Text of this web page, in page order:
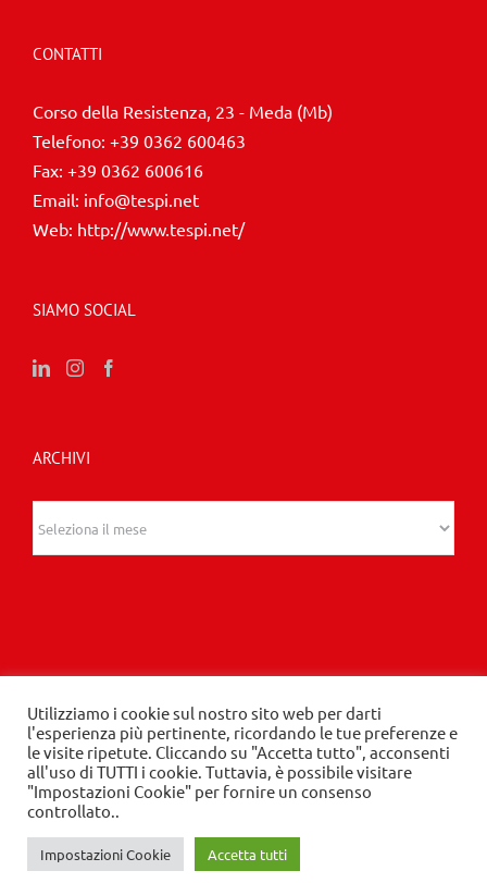
CONTATTI
Corso della Resistenza, 23 - Meda (Mb)
Telefono: +39 0362 600463
Fax: +39 0362 600616
Email: info@tespi.net
Web: http://www.tespi.net/
SIAMO SOCIAL
ARCHIVI
© 2020 Edizioni Turbo by Tespi Mediagroup -
Direttore: Angelo Frigerio -Privacy Policy-Cookie
Policy- P.IVA 03632610964
LinkedInInstagram
Utilizziamo i cookie sul nostro sito web per darti
l'esperienza più pertinente, ricordando le tue preferenze e
le visite ripetute. Cliccando su "Accetta tutto", acconsenti
all'uso di TUTTI i cookie. Tuttavia, è possibile visitare
"Impostazioni Cookie" per fornire un consenso
controllato..
Impostazioni Cookie Accetta tutti